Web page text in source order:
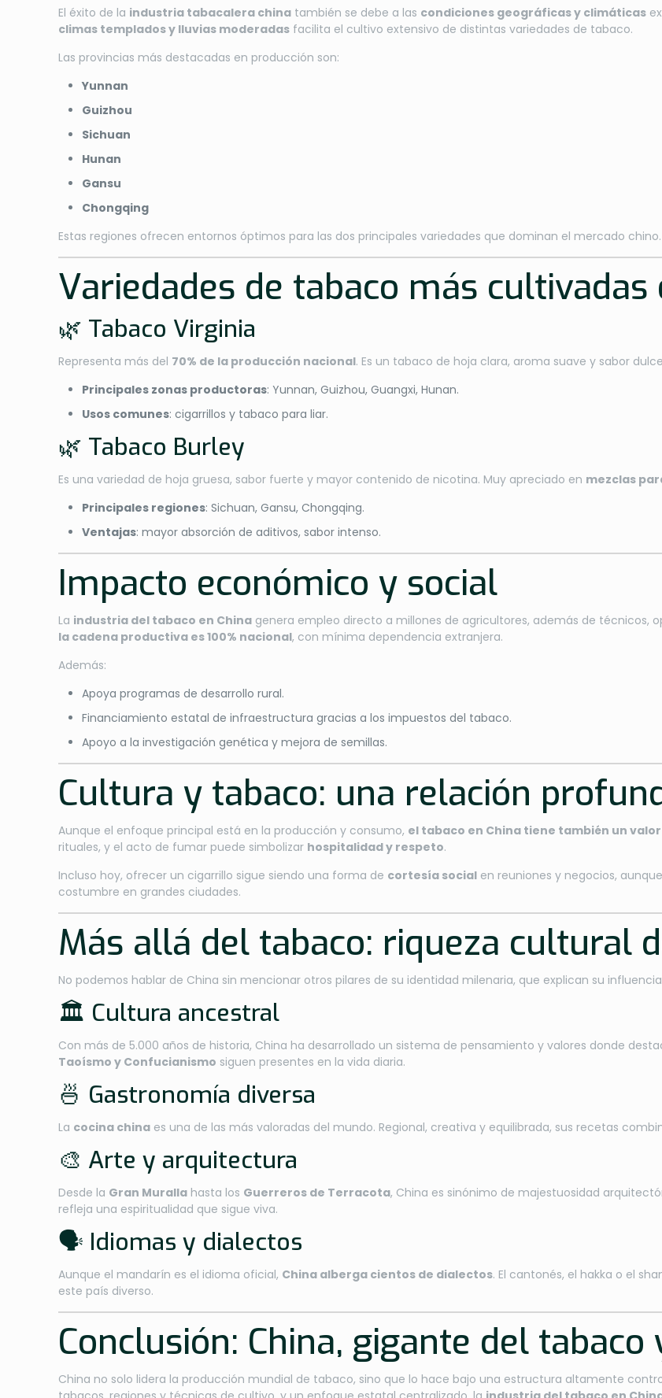
El éxito de la industria tabacalera china también se debe a las condiciones geográficas y climáticas
climas templados y lluvias moderadas facilita el cultivo extensivo de distintas variedades de tabaco.
Las provincias más destacadas en producción son:
Yunnan
Guizhou
Sichuan
Hunan
Gansu
Chongqing
Estas regiones ofrecen entornos óptimos para las dos principales variedades que dominan el mercado chino.
Variedades de tabaco más cultivadas
🌿 Tabaco Virginia
Representa más del 70% de la producción nacional. Es un tabaco de hoja clara, aroma suave y sabor
Principales zonas productoras: Yunnan, Guizhou, Guangxi, Hunan.
Usos comunes: cigarrillos y tabaco para liar.
🌿 Tabaco Burley
Es una variedad de hoja gruesa, sabor fuerte y mayor contenido de nicotina. Muy apreciado en mezclas
Principales regiones: Sichuan, Gansu, Chongqing.
Ventajas: mayor absorción de aditivos, sabor intenso.
Impacto económico y social
La industria del tabaco en China genera empleo directo a millones de agricultores, además de técnicos,
la cadena productiva es 100% nacional, con mínima dependencia extranjera.
Además:
Apoya programas de desarrollo rural.
Financiamiento estatal de infraestructura gracias a los impuestos del tabaco.
Apoyo a la investigación genética y mejora de semillas.
Cultura y tabaco: una relación
Aunque el enfoque principal está en la producción y consumo, el tabaco en China tiene también un
rituales, y el acto de fumar puede simbolizar hospitalidad y respeto.
Incluso hoy, ofrecer un cigarrillo sigue siendo una forma de cortesía social en reuniones y negocios,
costumbre en grandes ciudades.
Más allá del tabaco: riqueza cultural
No podemos hablar de China sin mencionar otros pilares de su identidad milenaria, que explican su
🏛️ Cultura ancestral
Con más de 5.000 años de historia, China ha desarrollado un sistema de pensamiento y valores donde
Taoísmo y Confucianismo siguen presentes en la vida diaria.
🍜 Gastronomía diversa
La cocina china es una de las más valoradas del mundo. Regional, creativa y equilibrada, sus recetas
🎨 Arte y arquitectura
Desde la Gran Muralla hasta los Guerreros de Terracota, China es sinónimo de majestuosidad
refleja una espiritualidad que sigue viva.
🗣️ Idiomas y dialectos
Aunque el mandarín es el idioma oficial, China alberga cientos de dialectos. El cantonés, el hakka o el
este país diverso.
Conclusión: China, gigante del
China no solo lidera la producción mundial de tabaco, sino que lo hace bajo una estructura altamente